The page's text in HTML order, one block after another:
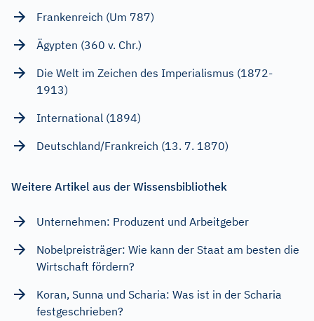
Frankenreich (Um 787)
Ägypten (360 v. Chr.)
Die Welt im Zeichen des Imperialismus (1872-
1913)
International (1894)
Deutschland/Frankreich (13. 7. 1870)
Weitere Artikel aus der Wissensbibliothek
Unternehmen: Produzent und Arbeitgeber
Nobelpreisträger: Wie kann der Staat am besten die
Wirtschaft fördern?
Koran, Sunna und Scharia: Was ist in der Scharia
festgeschrieben?